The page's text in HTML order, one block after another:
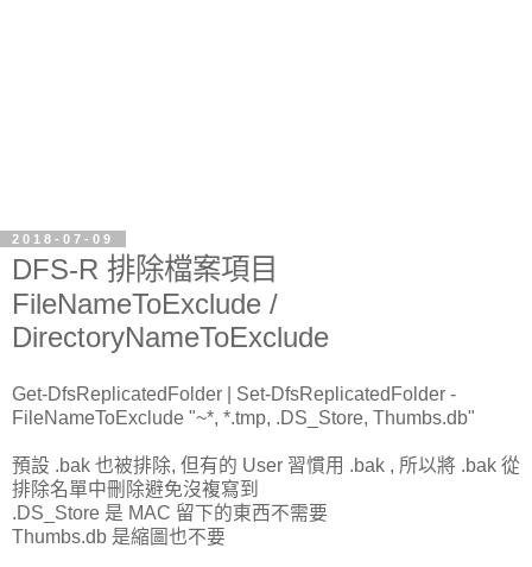
2018-07-09
DFS-R 排除檔案項目
FileNameToExclude /
DirectoryNameToExclude
Get-DfsReplicatedFolder | Set-DfsReplicatedFolder -
FileNameToExclude "~*, *.tmp, .DS_Store, Thumbs.db"
預設 .bak 也被排除, 但有的 User 習慣用 .bak , 所以將 .bak 從
排除名單中刪除避免沒複寫到
.DS_Store 是 MAC 留下的東西不需要
Thumbs.db 是縮圖也不要